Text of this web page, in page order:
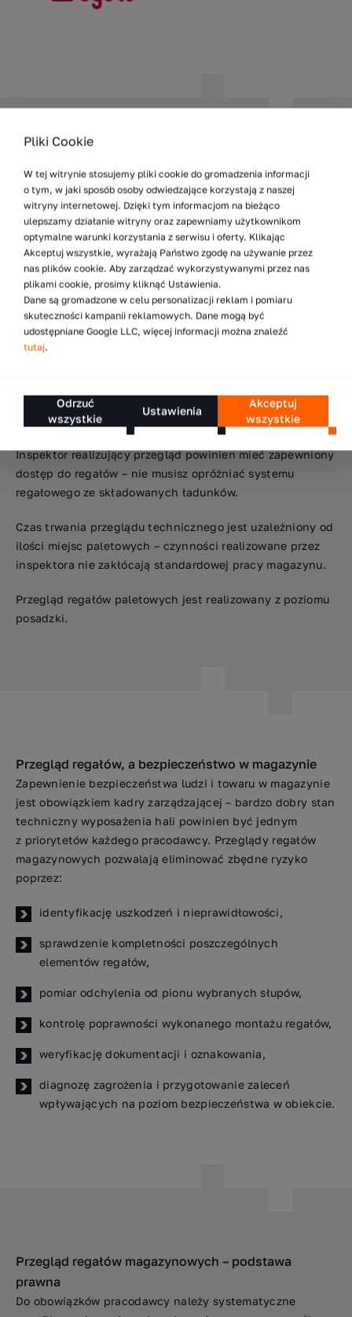
Jak należy się przygotować do przeglądu
Inspektor realizujący przegląd powinien mieć zapewniony
dostęp do regałów – nie musisz opróżniać systemu
regałowego ze składowanych ładunków.
Czas trwania przeglądu technicznego jest uzależniony od
ilości miejsc paletowych – czynności realizowane przez
inspektora nie zakłócają standardowej pracy magazynu.
Przegląd regałów paletowych jest realizowany z poziomu
posadzki.
Przegląd regałów, a bezpieczeństwo w magazynie
Zapewnienie bezpieczeństwa ludzi i towaru w magazynie
jest obowiązkiem kadry zarządzającej – bardzo dobry stan
techniczny wyposażenia hali powinien być jednym
z priorytetów każdego pracodawcy. Przeglądy regałów
magazynowych pozwalają eliminować zbędne ryzyko
poprzez:
identyfikację uszkodzeń i nieprawidłowości,
sprawdzenie kompletności poszczególnych
elementów regałów,
pomiar odchylenia od pionu wybranych słupów,
kontrolę poprawności wykonanego montażu regałów,
weryfikację dokumentacji i oznakowania,
diagnozę zagrożenia i przygotowanie zaleceń
wpływających na poziom bezpieczeństwa w obiekcie.
Przegląd regałów magazynowych – podstawa
prawna
Do obowiązków pracodawcy należy systematyczne
Pliki Cookie
W tej witrynie stosujemy pliki cookie do gromadzenia informacji
o tym, w jaki sposób osoby odwiedzające korzystają z naszej
witryny internetowej. Dzięki tym informacjom na bieżąco
ulepszamy działanie witryny oraz zapewniamy użytkownikom
optymalne warunki korzystania z serwisu i oferty. Klikając
Akceptuj wszystkie, wyrażają Państwo zgodę na używanie przez
nas plików cookie. Aby zarządzać wykorzystywanymi przez nas
plikami cookie, prosimy kliknąć Ustawienia.
Dane są gromadzone w celu personalizacji reklam i pomiaru
skuteczności kampanii reklamowych. Dane mogą być
udostępniane Google LLC, więcej informacji można znaleźć
tutaj.
Odrzuć
wszystkie
Ustawienia
Akceptuj
wszystkie